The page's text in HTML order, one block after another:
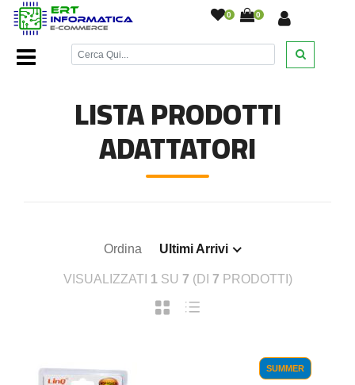
0 0
Home Page/Accessori cellulari/Adattatori/
LISTA PRODOTTI
ADATTATORI
Ordina Ultimi Arrivi
VISUALIZZATI 1 SU 7 (DI 7 PRODOTTI)
SUMMER